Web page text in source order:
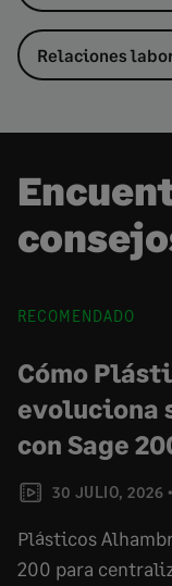
Relaciones
RECOMENDADO
30 JULIO, 2026
Cómo
evoluciona
con Sage
Plásticos
200 para